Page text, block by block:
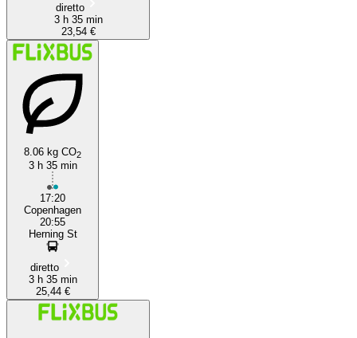
diretto
3 h 35 min
23,54 €
8.06 kg CO2
3 h 35 min
17:20
Copenhagen
20:55
Herning St
diretto
3 h 35 min
25,44 €